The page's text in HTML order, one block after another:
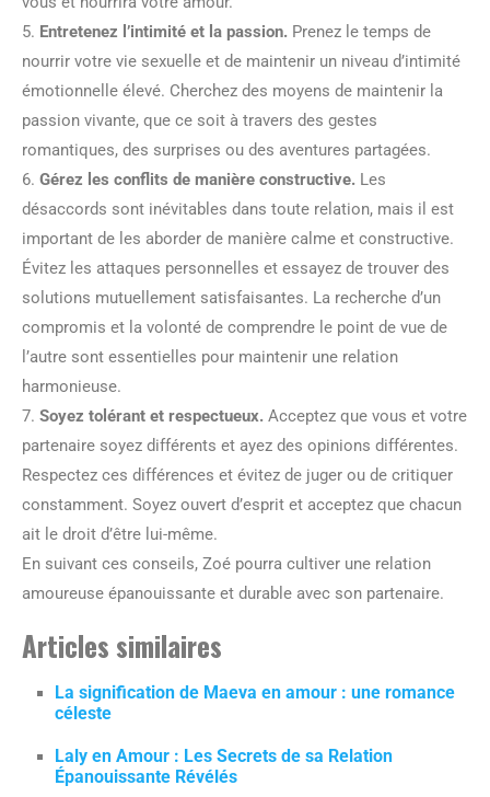
5. Entretenez l’intimité et la passion. Prenez le temps de
nourrir votre vie sexuelle et de maintenir un niveau d’intimité
émotionnelle élevé. Cherchez des moyens de maintenir la
passion vivante, que ce soit à travers des gestes
romantiques, des surprises ou des aventures partagées.
6. Gérez les conflits de manière constructive. Les
désaccords sont inévitables dans toute relation, mais il est
important de les aborder de manière calme et constructive.
Évitez les attaques personnelles et essayez de trouver des
solutions mutuellement satisfaisantes. La recherche d’un
compromis et la volonté de comprendre le point de vue de
l’autre sont essentielles pour maintenir une relation
harmonieuse.
7. Soyez tolérant et respectueux. Acceptez que vous et votre
partenaire soyez différents et ayez des opinions différentes.
Respectez ces différences et évitez de juger ou de critiquer
constamment. Soyez ouvert d’esprit et acceptez que chacun
ait le droit d’être lui-même.
En suivant ces conseils, Zoé pourra cultiver une relation
amoureuse épanouissante et durable avec son partenaire.
Articles similaires
La signification de Maeva en amour : une romance
céleste
Laly en Amour : Les Secrets de sa Relation
Épanouissante Révélés